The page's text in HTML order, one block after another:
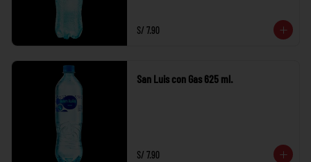
S/ 7.90
San Luis con Gas 625 ml.
S/ 7.90